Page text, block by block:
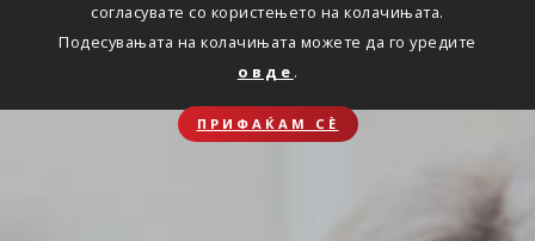
согласувате со користењето на колачињата.
Подесувањата на колачињата можете да го уредите
овде .
ПРИФАЌАМ СЀ